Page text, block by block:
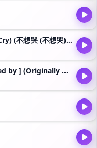
울고 싶지 않아 (Don't Wanna Cry) (不想哭 (不想哭)(Live)
Darl+ing [Originally performed by ] (Originally performed by )(KPop Version)